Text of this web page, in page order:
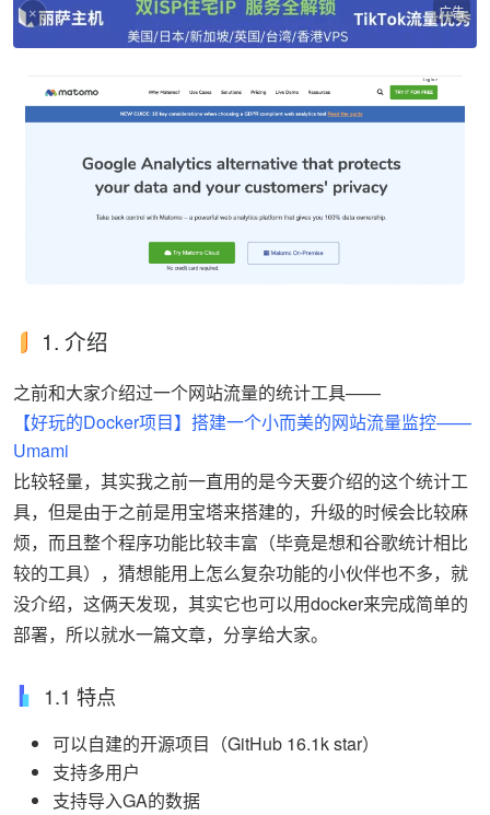
× 广告
1. 介绍
之前和大家介绍过一个网站流量的统计工具——
【好玩的Docker项目】搭建一个小而美的网站流量监控——
Umami
比较轻量，其实我之前一直用的是今天要介绍的这个统计工
具，但是由于之前是用宝塔来搭建的，升级的时候会比较麻
烦，而且整个程序功能比较丰富（毕竟是想和谷歌统计相比
较的工具），猜想能用上怎么复杂功能的小伙伴也不多，就
没介绍，这俩天发现，其实它也可以用docker来完成简单的
部署，所以就水一篇文章，分享给大家。
1.1 特点
可以自建的开源项目（GitHub 16.1k star）
支持多用户
支持导入GA的数据